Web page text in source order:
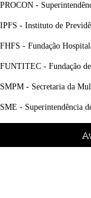
PROCON -
IPFS - Instituto de
FHFS - Fundação
FUNTITEC - Fundação
SMPM - Secretaria da
SME - Superintendência